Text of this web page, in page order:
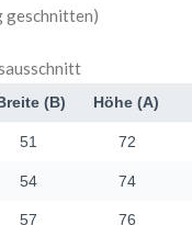
geschnitten)